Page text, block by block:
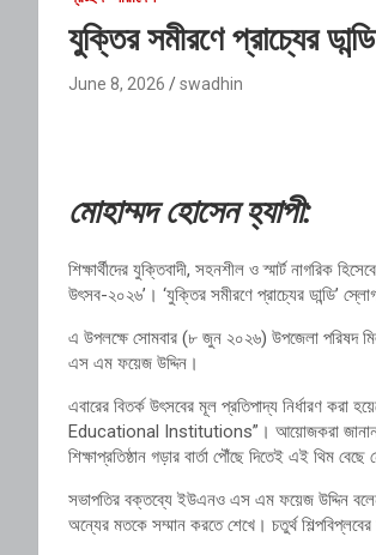
যুক্তির সমীরণে প্রাচ্যের
June 8, 2026 swadhin
মোহাম্মদ হোসেন হ্যাপী:
শিক্ষার্থীদের যুক্তিবাদী, সহনশীল ও স্মার্ট নাগরিক
উৎসব-২০২৬’। ‘যুক্তির সমীরণে প্রাচ্যের ডান্ডি’
এ উপলক্ষে সোমবার (৮ জুন ২০২৬) উপজেলা পরিষদ
এস এম ফয়েজ উদ্দিন।
এবারের বিতর্ক উৎসবের মূল প্রতিপাদ্য
Educational Institutions”। আয়োজকরা জানান,
শিক্ষাপ্রতিষ্ঠান গড়ার বার্তা পৌঁছে দিতেই এই থিম বেছে
সভাপতির বক্তব্যে ইউএনও এস এম ফয়েজ উদ্দিন বলেন,
অন্যের মতকে সম্মান করতে শেখে। চতুর্থ